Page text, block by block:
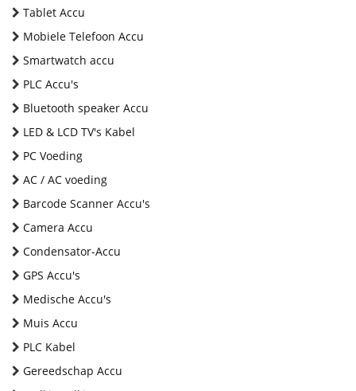
Tablet Accu
Mobiele Telefoon Accu
Smartwatch accu
PLC Accu's
Bluetooth speaker Accu
LED & LCD TV's Kabel
PC Voeding
AC / AC voeding
Barcode Scanner Accu's
Camera Accu
Condensator-Accu
GPS Accu's
Medische Accu's
Muis Accu
PLC Kabel
Gereedschap Accu